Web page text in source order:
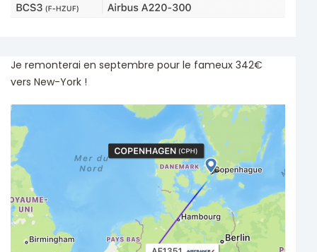
Je remonterai en septembre pour le fameux 342€
vers New-York !